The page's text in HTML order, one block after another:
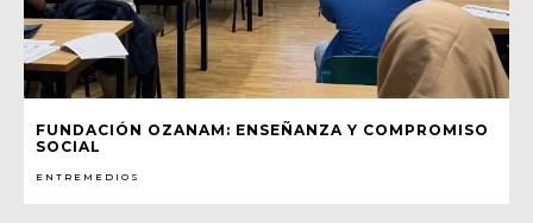
FUNDACIÓN OZANAM: ENSEÑANZA Y COMPROMISO
SOCIAL
ENTREMEDIOS